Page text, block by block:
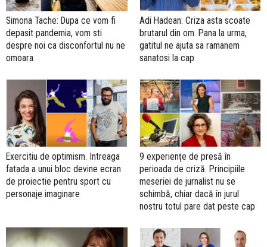
Simona Tache: Dupa ce vom fi
depasit pandemia, vom sti
despre noi ca disconfortul nu ne
omoara
Adi Hadean: Criza asta scoate
brutarul din om. Pana la urma,
gatitul ne ajuta sa ramanem
sanatosi la cap
Exercitiu de optimism. Intreaga
fatada a unui bloc devine ecran
de proiectie pentru sport cu
personaje imaginare
9 experiențe de presă în
perioada de criză. Principiile
meseriei de jurnalist nu se
schimbă, chiar dacă în jurul
nostru totul pare dat peste cap